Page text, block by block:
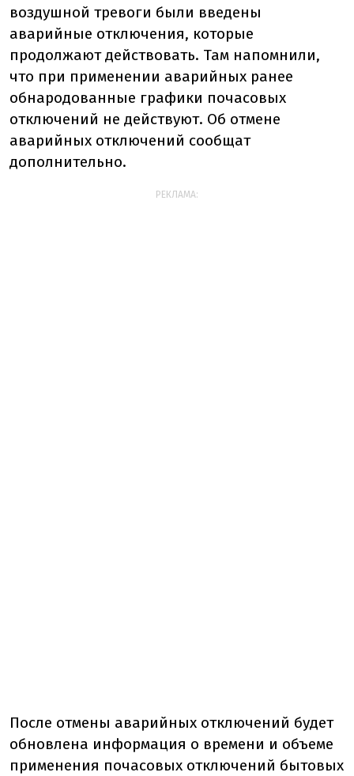
воздушной тревоги были введены
аварийные отключения, которые
продолжают действовать. Там напомнили,
что при применении аварийных ранее
обнародованные графики почасовых
отключений не действуют. Об отмене
аварийных отключений сообщат
дополнительно.
РЕКЛАМА:
После отмены аварийных отключений будет
обновлена информация о времени и объеме
применения почасовых отключений бытовых